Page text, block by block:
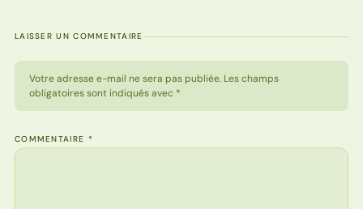
LAISSER UN COMMENTAIRE
Votre adresse e-mail ne sera pas publiée. Les champs
obligatoires sont indiqués avec *
COMMENTAIRE *